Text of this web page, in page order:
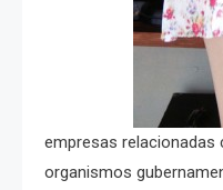
empresas relacionadas
organismos